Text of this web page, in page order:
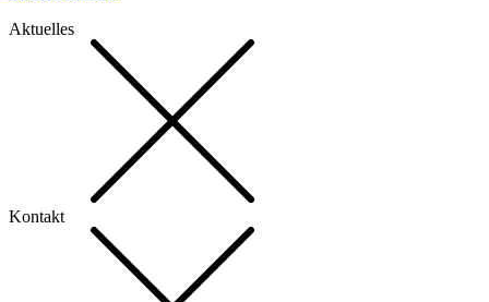
Aktuelles
Kontakt